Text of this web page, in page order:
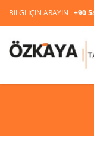
BİLGİ İÇİN ARAYIN :+90